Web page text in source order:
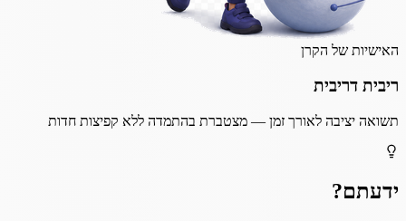
האישיות של הקרן
ריבית דריבית
תשואה יציבה לאורך זמן — מצטברת בהתמדה ללא קפיצות חדות
ידעתם?